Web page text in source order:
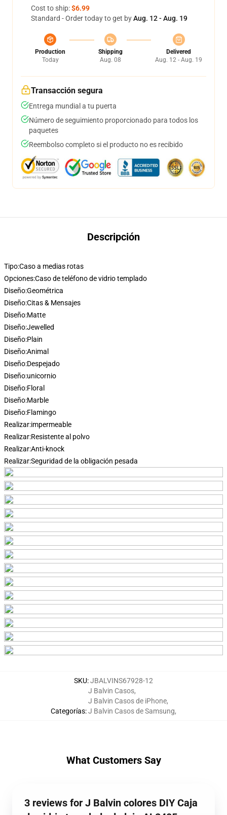
Cost to ship:$6.99
Standard - Order today to get byAug. 12 - Aug. 19
Production
Today
Shipping
Aug. 08
Delivered
Aug. 12 - Aug. 19
Transacción segura
Entrega mundial a tu puerta
Número de seguimiento proporcionado para todos los
paquetes
Reembolso completo si el producto no es recibido
Descripción
Tipo:Caso a medias rotas
Opciones:Caso de teléfono de vidrio templado
Diseño:Geométrica
Diseño:Citas & Mensajes
Diseño:Matte
Diseño:Jewelled
Diseño:Plain
Diseño:Animal
Diseño:Despejado
Diseño:unicornio
Diseño:Floral
Diseño:Marble
Diseño:Flamingo
Realizar:impermeable
Realizar:Resistente al polvo
Realizar:Anti-knock
Realizar:Seguridad de la obligación pesada
SKU:JBALVINS67928-12
Categorías:
J Balvin Casos,
J Balvin Casos de iPhone,
J Balvin Casos de Samsung,
What Customers Say
3 reviews for J Balvin colores DIY Caja